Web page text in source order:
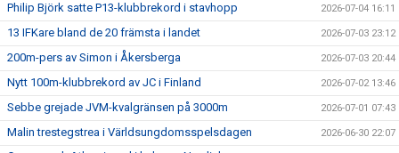
Philip Björk satte P13-klubbrekord i stavhopp 2026-07-04 16:11
13 IFKare bland de 20 främsta i landet 2026-07-03 23:12
200m-pers av Simon i Åkersberga 2026-07-03 20:44
Nytt 100m-klubbrekord av JC i Finland 2026-07-02 13:46
Sebbe grejade JVM-kvalgränsen på 3000m 2026-07-01 07:43
Malin trestegstrea i Världsungdomsspelsdagen 2026-06-30 22:07